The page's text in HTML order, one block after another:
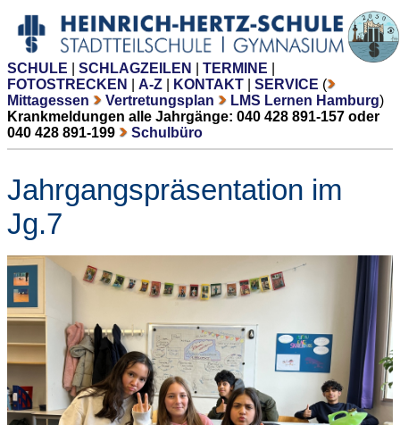
SCHULE SCHLAGZEILEN TERMINE
FOTOSTRECKEN
A-Z KONTAKT SERVICE (
Mittagessen
Vertretungsplan LMS Lernen Hamburg)
Krankmeldungen alle Jahrgänge: 040 428 891-157 oder
040 428 891-199
Schulbüro
Jahrgangspräsentation im
Jg.7